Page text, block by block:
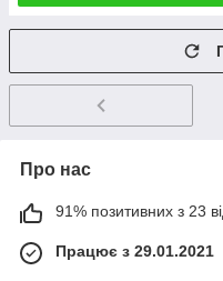
Про нас
91% позитивних з 23
Працює з 29.01.2021